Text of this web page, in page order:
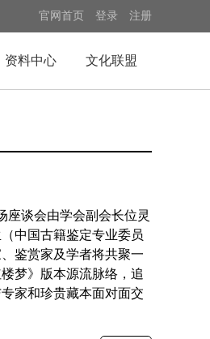
官网首页 登录 注册
资料中心 文化联盟
座谈会由学会副会长位灵
中国古籍鉴定专业委员
鉴赏家及学者将共聚一
梦》版本源流脉络，追
家和珍贵藏本面对面交